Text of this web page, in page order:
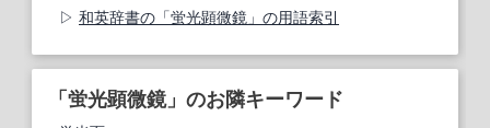
和英辞書の「蛍光顕微鏡」の用語索引
「蛍光顕微鏡」のお隣キーワード